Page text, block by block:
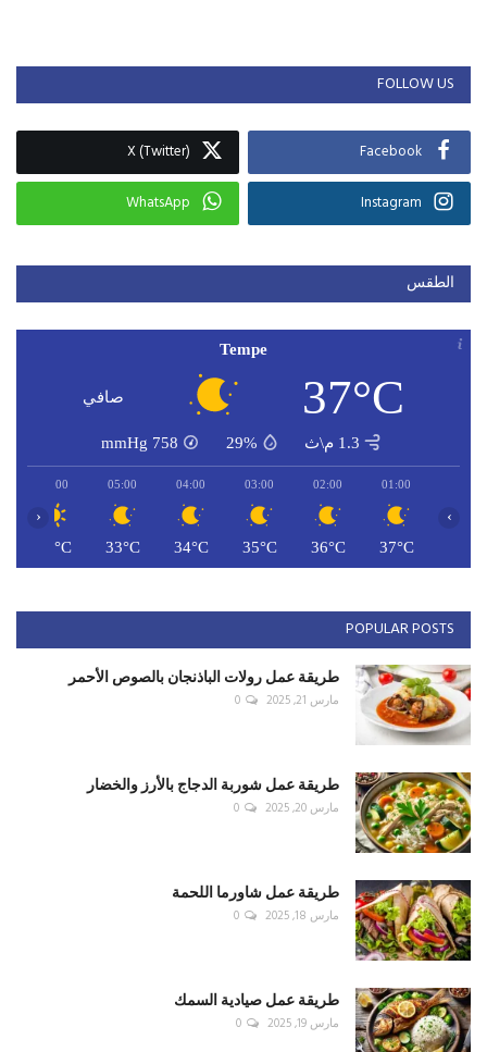
FOLLOW US
Facebook
X (Twitter)
Instagram
WhatsApp
الطقس
Tempe
37°C صافي
1.3 م\ث 29%
758
mmHg
01:00
37°C
02:00
36°C
03:00
35°C
04:00
34°C
05:00
33°C
06:00
33°C
‹ ›
POPULAR POSTS
طريقة عمل رولات الباذنجان بالصوص الأحمر
مارس 21, 2025 0
طريقة عمل شوربة الدجاج بالأرز والخضار
مارس 20, 2025 0
طريقة عمل شاورما اللحمة
مارس 18, 2025 0
طريقة عمل صيادية السمك
مارس 19, 2025 0